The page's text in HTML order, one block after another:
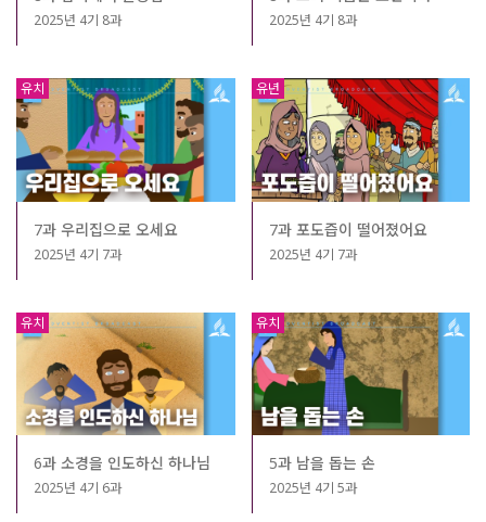
2025년 4기 8과 2025년 4기 8과
유치
7과 우리집으로 오세요
2025년 4기 7과
유년
7과 포도즙이 떨어졌어요
2025년 4기 7과
유치
6과 소경을 인도하신 하나님
2025년 4기 6과
유치
5과 남을 돕는 손
2025년 4기 5과